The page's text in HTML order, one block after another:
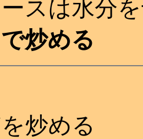
ースは水分
炒める
炒める